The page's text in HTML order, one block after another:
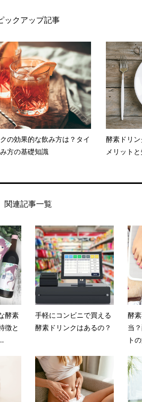
ックアップ記事
の効果的な飲み方は？タイ
方の基礎知識
酵素ドリ
メリット
関連記事一覧
酵素
徴と
手軽にコンビニで買える
酵素ドリンクはあるの？
酵
当
ト